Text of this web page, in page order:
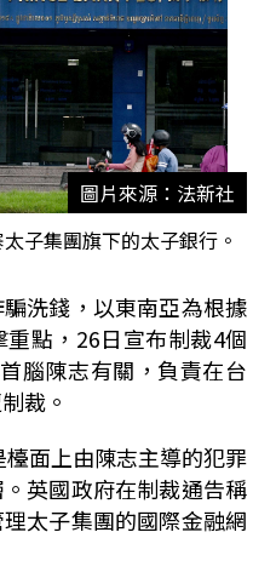
圖片來源：法新社
子集團旗下的太子銀行。
洗錢，以東南亞為根據
點，26日宣布制裁4個
腦陳志有關，負責在台
裁。
面上由陳志主導的犯罪
英國政府在制裁通告稱
太子集團的國際金融網